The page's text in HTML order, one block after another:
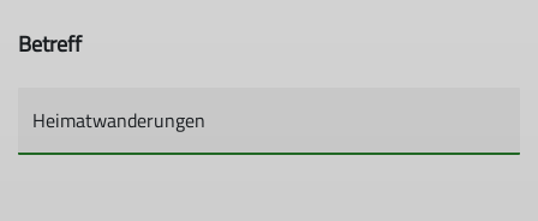
Betreff